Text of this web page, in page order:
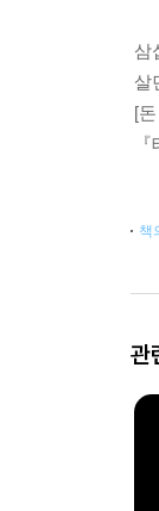
삼
살
[
책
관